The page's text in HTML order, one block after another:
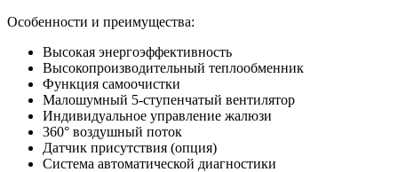
Особенности и преимущества:
Высокая энергоэффективность
Высокопроизводительный теплообменник
Функция самоочистки
Малошумный 5-ступенчатый вентилятор
Индивидуальное управление жалюзи
360° воздушный поток
Датчик присутствия (опция)
Система автоматической диагностики